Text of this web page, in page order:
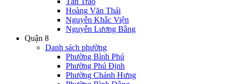
Hoàng Văn Thái
Nguyễn Khắc Viện
Nguyễn Lương Bằng
Quận 8
Danh sách phường
Phường Bình Phú
Phường Phú Định
Phường Chánh Hưng